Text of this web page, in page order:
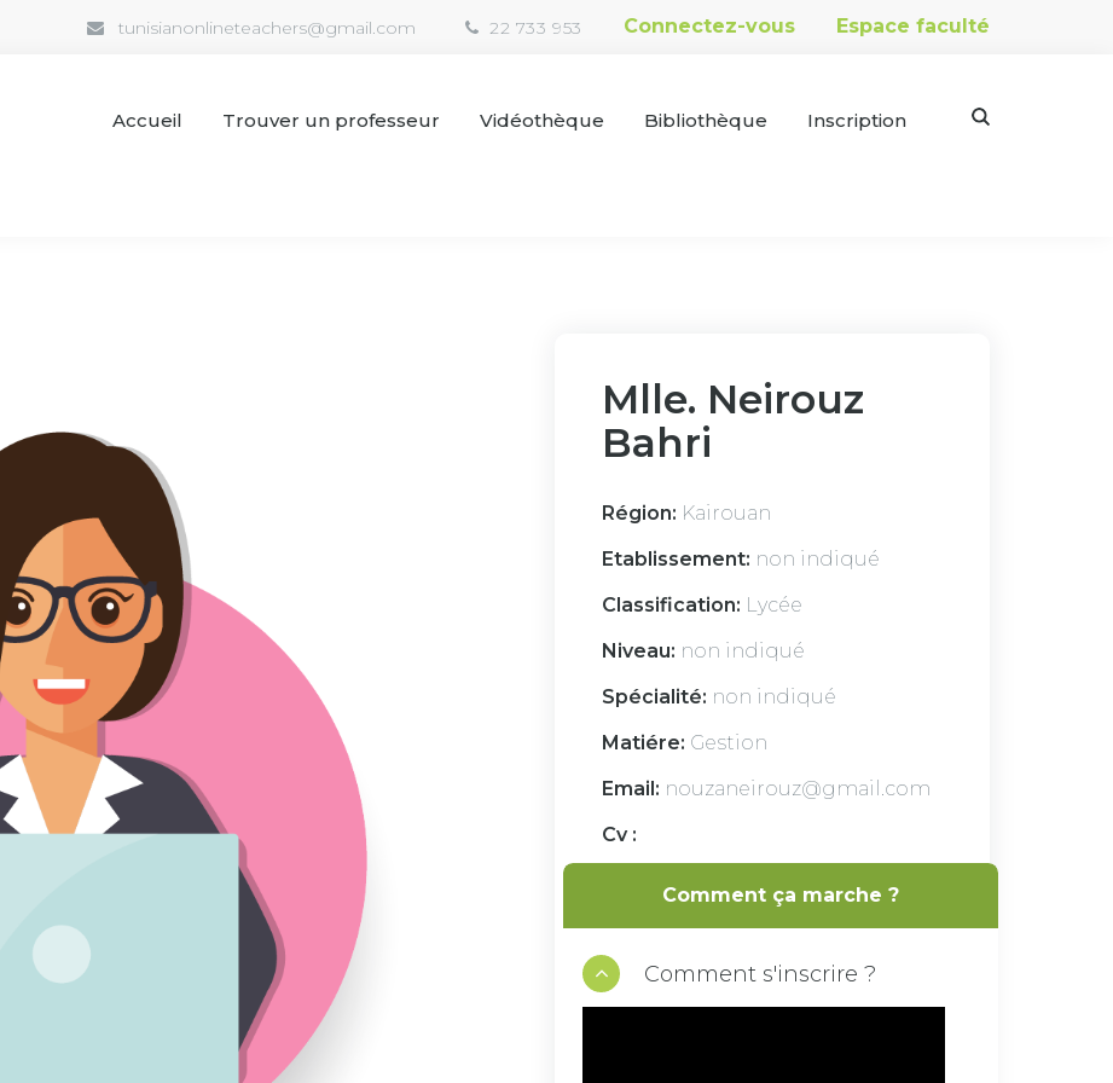
tunisianonlineteachers@gmail.com 22 733 953 Connectez-vous Espace faculté
Accueil Trouver un professeur Vidéothèque Bibliothèque Inscription
Mlle. Neirouz
Bahri
Région: Kairouan
Etablissement: non indiqué
Classification: Lycée
Niveau: non indiqué
Spécialité: non indiqué
Matiére: Gestion
Email: nouzaneirouz@gmail.com
Cv :
on Lycée Chedli Atallah
Comment ça marche ?
Comment s'inscrire ?